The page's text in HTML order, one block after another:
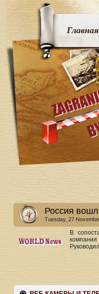
Главная
Россия
Tuesday, 27
В